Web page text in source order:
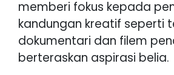
memberi fokus kepada
kandungan kreatif seperti
dokumentari dan filem
berteraskan aspirasi belia.